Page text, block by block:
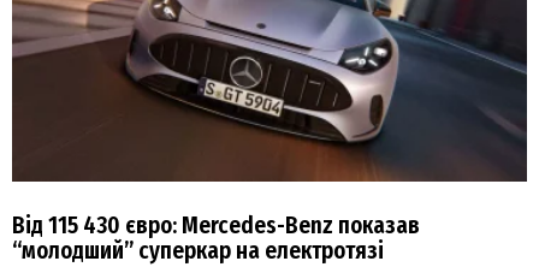
Від 115 430 євро: Mercedes-Benz показав
“молодший” суперкар на електротязі